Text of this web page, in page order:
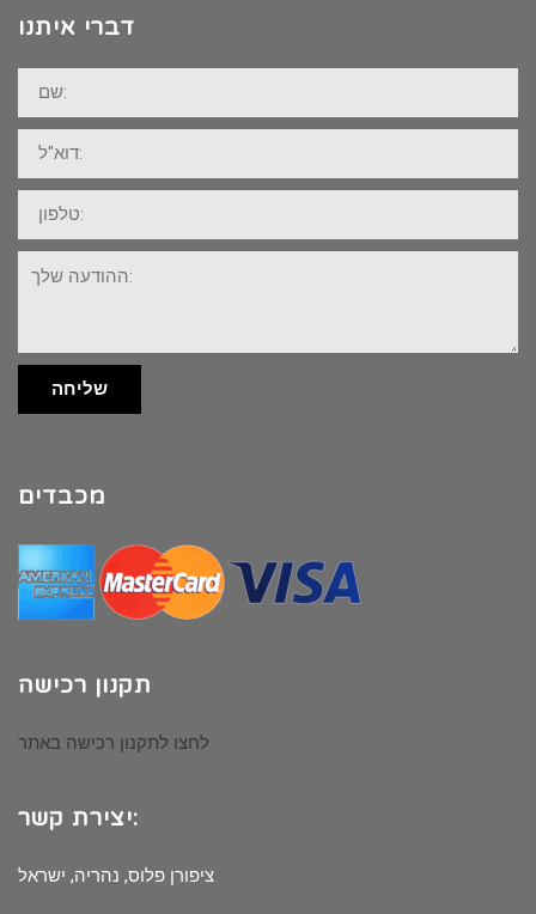
דברי איתנו
שם:
דוא"ל:
טלפון:
ההודעה
שלך:
שליחה
מכבדים
תקנון רכישה
לחצו לתקנון רכישה באתר
יצירת קשר:
ציפורן פלוס, נהריה, ישראל